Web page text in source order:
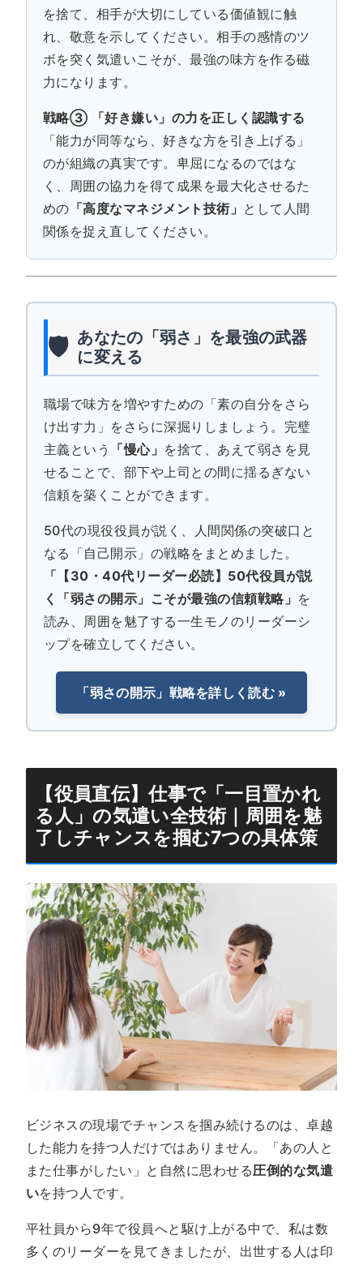
を捨て、相手が大切にしている価値観に触
れ、敬意を示してください。相手の感情のツ
ボを突く気遣いこそが、最強の味方を作る磁
力になります。
戦略③ 「好き嫌い」の力を正しく認識する
「能力が同等なら、好きな方を引き上げる」
のが組織の真実です。卑屈になるのではな
く、周囲の協力を得て成果を最大化させるた
めの 「高度なマネジメント技術」 として人間
関係を捉え直してください。
🛡️ あなたの「弱さ」を最強の武器
に変える
職場で味方を増やすための「素の自分をさら
け出す力」をさらに深掘りしましょう。完璧
主義という
「慢心」 を捨て、あえて弱さを見
せることで、部下や上司との間に揺るぎない
信頼を築くことができます。
50代の現役役員が説く、人間関係の突破口と
なる「自己開示」の戦略をまとめました。
「【30・40代リーダー必読】50代役員が説
く「弱さの開示」こそが最強の信頼戦略」 を
読み、周囲を魅了する一生モノのリーダーシ
ップを確立してください。
「弱さの開示」戦略を詳しく読む »
【役員直伝】仕事で「一目置かれ
る人」の気遣い全技術｜周囲を魅
了しチャンスを掴む7つの具体策
ビジネスの現場でチャンスを掴み続けるのは、卓越
した能力を持つ人だけではありません。「あの人と
また仕事がしたい」と自然に思わせる圧倒的な気遣
いを持つ人です。
平社員から9年で役員へと駆け上がる中で、私は数
多くのリーダーを見てきましたが、出世する人は印